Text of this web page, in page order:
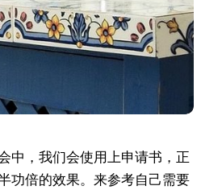
中，我们会使用上申请书，正
功倍的效果。来参考自己需要